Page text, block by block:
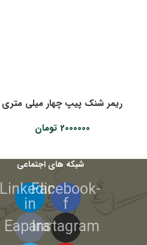
ریمر شنک پیپ چهار میلی متری
2000000 تومان
شبکه های اجتماعی
Facebook-
f
Linkedin-
in
Instagram
Eaparat